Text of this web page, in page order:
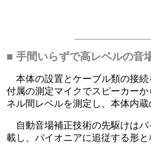
■ 手間いらずで高レベルの音
本体の設置とケーブル類の接続
付属の測定マイクでスピーカー
ネル間レベルを測定し、本体内
自動音場補正技術の先駆けはパ
載し、パイオニアに追従する形と